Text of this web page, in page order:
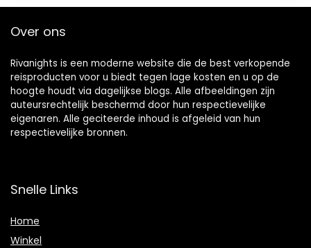
Over ons
Rivanights is een moderne website die de best verkopende
reisproducten voor u biedt tegen lage kosten en u op de
hoogte houdt via dagelijkse blogs. Alle afbeeldingen zijn
auteursrechtelijk beschermd door hun respectievelijke
eigenaren. Alle geciteerde inhoud is afgeleid van hun
respectievelijke bronnen.
Snelle Links
Home
Winkel